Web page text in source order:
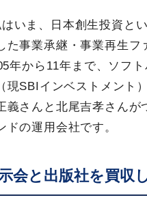
いま、日本創生投資と
た事業承継・事業再生フ
年から11年まで、ソフ
現SBIインベストメント
義さんと北尾吉孝さんが
ドの運用会社です。
会と出版社を買収